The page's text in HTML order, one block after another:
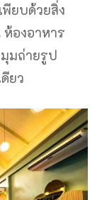
พียบด้วยสิ่ง
ห้องอาหาร
มถ่ายรูป
ยว